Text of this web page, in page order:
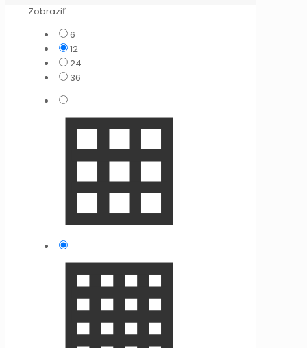
Zobraziť:
6
12
24
36